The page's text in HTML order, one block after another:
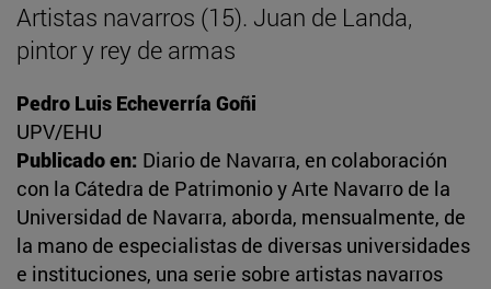
Artistas navarros (15). Juan de Landa,
pintor y rey de armas
Pedro Luis Echeverría Goñi
UPV/EHU
Publicado en: Diario de Navarra, en colaboración
con la Cátedra de Patrimonio y Arte Navarro de la
Universidad de Navarra, aborda, mensualmente, de
la mano de especialistas de diversas universidades
e instituciones, una serie sobre artistas navarros